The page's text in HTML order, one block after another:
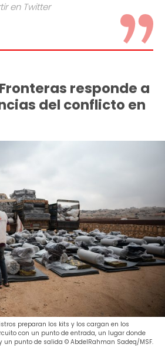
en Twitter
responde a
del conflicto en
preparan los kits y los cargan en los
con un punto de entrada, un lugar donde
punto de salida © AbdelRahman Sadeq/MSF.